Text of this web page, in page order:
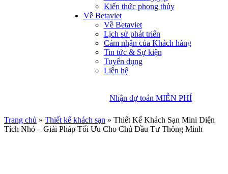
Kiến thức phong thủy
Về Betaviet
Về Betaviet
Lịch sử phát triển
Cảm nhận của Khách hàng
Tin tức & Sự kiện
Tuyển dụng
Liên hệ
Nhận dự toán MIỄN PHÍ
Trang chủ » Thiết kế khách sạn » Thiết Kế Khách Sạn Mini Diện
Tích Nhỏ – Giải Pháp Tối Ưu Cho Chủ Đầu Tư Thông Minh